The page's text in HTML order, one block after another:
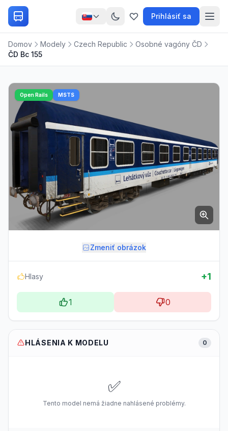
Prihlásiť sa
Domov Modely Czech Republic
Osobné vagóny ČD
ČD Bc 155
Open Rails MSTS
Zmeniť obrázok
Hlasy +1
1 0
HLÁSENIA K MODELU 0
✅
Tento model nemá žiadne nahlásené problémy.